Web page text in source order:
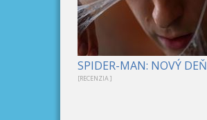
SPIDER-MAN: NOVÝ DEŇ
[RECENZIA ]